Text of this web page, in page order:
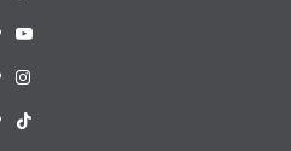
youtube
instagram
tiktok